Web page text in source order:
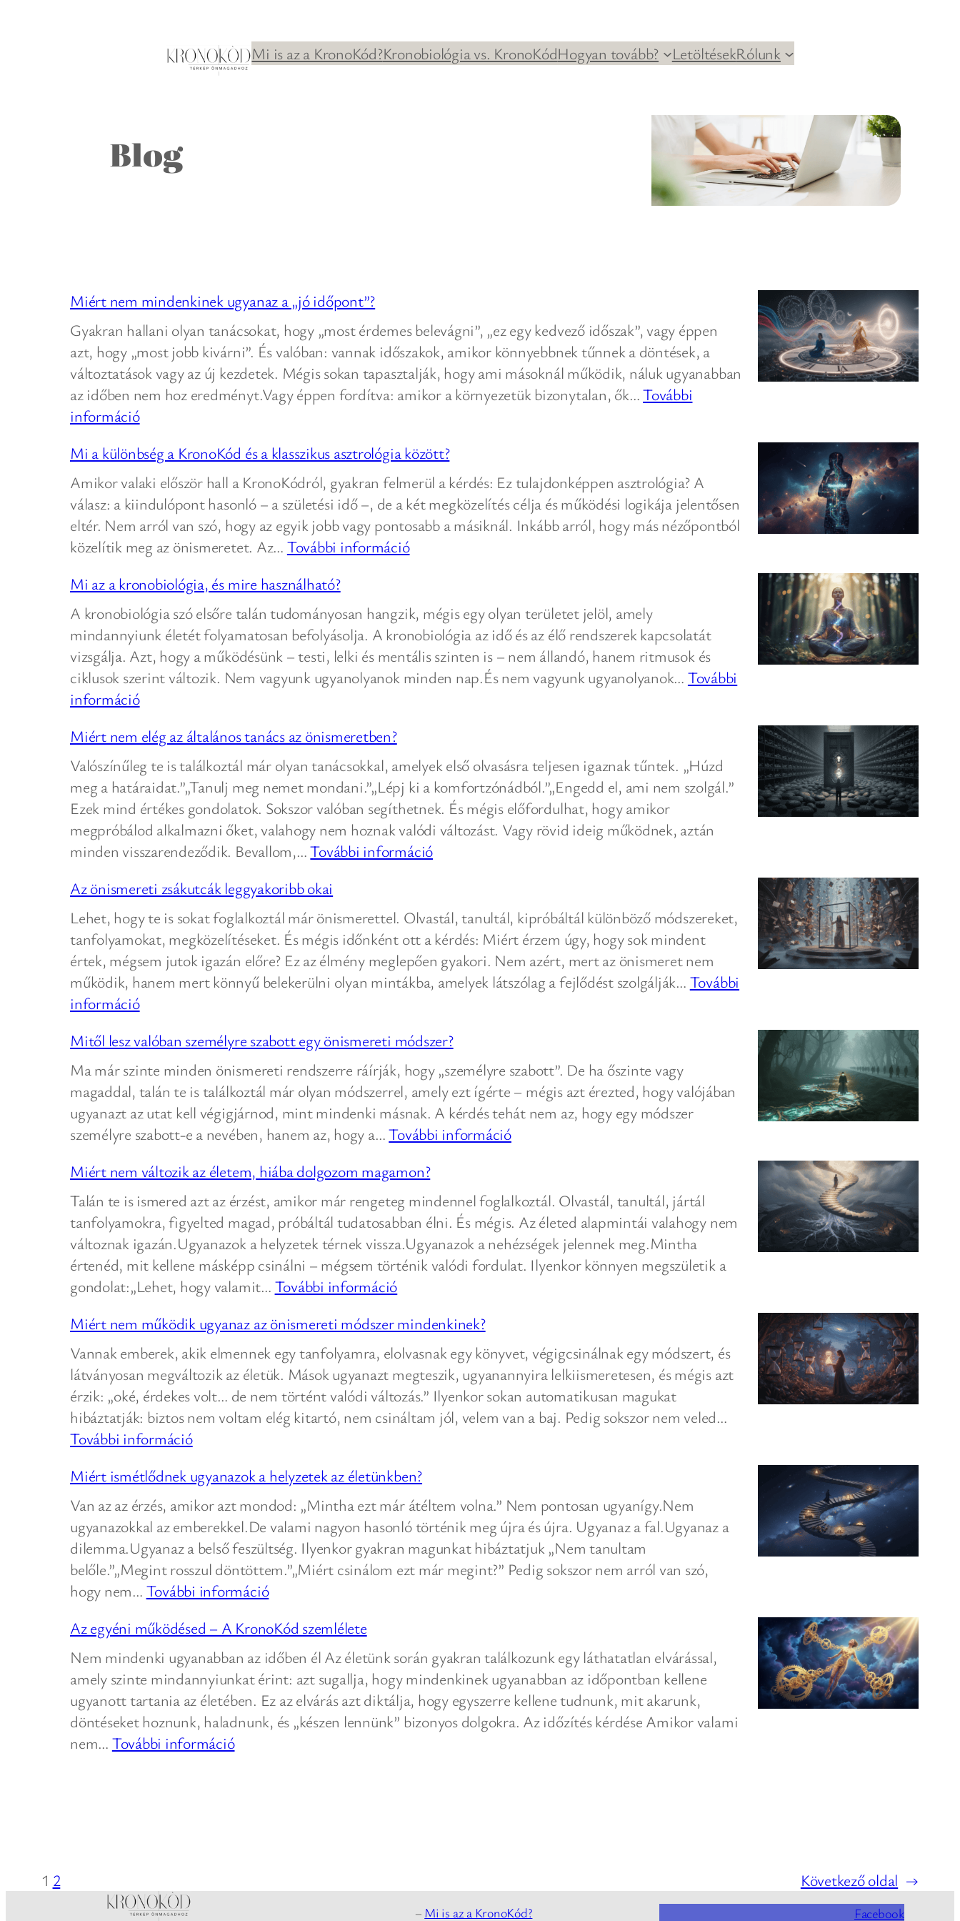
Mi is az a KronoKód?Kronobiológia vs. KronoKódHogyan tovább? LetöltésekRólunk
Blog
Miért nem mindenkinek ugyanaz a „jó időpont”?
Gyakran hallani olyan tanácsokat, hogy „most érdemes belevágni”, „ez egy kedvező időszak”, vagy éppen
azt, hogy „most jobb kivárni”. És valóban: vannak időszakok, amikor könnyebbnek tűnnek a döntések, a
változtatások vagy az új kezdetek. Mégis sokan tapasztalják, hogy ami másoknál működik, náluk ugyanabban
az időben nem hoz eredményt.Vagy éppen fordítva: amikor a környezetük bizonytalan, ők…További
információ:
nem
mindenkinek
ugyanaz
a
„jó
Mi a különbség a KronoKód és a klasszikus asztrológia között?
Amikor valaki először hall a KronoKódról, gyakran felmerül a kérdés: Ez tulajdonképpen asztrológia? A
válasz: a kiindulópont hasonló – a születési idő –, de a két megközelítés célja és működési logikája jelentősen
eltér. Nem arról van szó, hogy az egyik jobb vagy pontosabb a másiknál. Inkább arról, hogy más nézőpontból
közelítik meg az önismeretet. Az… További információ:
különbség
a
KronoKód
és
között?
Mi az a kronobiológia, és mire használható?
A kronobiológia szó elsőre talán tudományosan hangzik, mégis egy olyan területet jelöl, amely
mindannyiunk életét folyamatosan befolyásolja. A kronobiológia az idő és az élő rendszerek kapcsolatát
vizsgálja. Azt, hogy a működésünk – testi, lelki és mentális szinten is – nem állandó, hanem ritmusok és
ciklusok szerint változik. Nem vagyunk ugyanolyanok minden nap.És nem vagyunk ugyanolyanok… További
információ:
az
a
kronobiológia,
és
mire
használható?
Miért nem elég az általános tanács az önismeretben?
Valószínűleg te is találkoztál már olyan tanácsokkal, amelyek első olvasásra teljesen igaznak tűntek. „Húzd
meg a határaidat.”„Tanulj meg nemet mondani.”„Lépj ki a komfortzónádból.”„Engedd el, ami nem szolgál.”
Ezek mind értékes gondolatok. Sokszor valóban segíthetnek. És mégis előfordulhat, hogy amikor
megpróbálod alkalmazni őket, valahogy nem hoznak valódi változást. Vagy rövid ideig működnek, aztán
minden visszarendeződik. Bevallom,…További információ:
elég
az
általános
tanács
Az önismereti zsákutcák leggyakoribb okai
Lehet, hogy te is sokat foglalkoztál már önismerettel. Olvastál, tanultál, kipróbáltál különböző módszereket,
tanfolyamokat, megközelítéseket. És mégis időnként ott a kérdés: Miért érzem úgy, hogy sok mindent
értek, mégsem jutok igazán előre? Ez az élmény meglepően gyakori. Nem azért, mert az önismeret nem
működik, hanem mert könnyű belekerülni olyan mintákba, amelyek látszólag a fejlődést szolgálják… További
információ:
önismereti
zsákutcák
leggyakoribb
okai
Mitől lesz valóban személyre szabott egy önismereti módszer?
Ma már szinte minden önismereti rendszerre ráírják, hogy „személyre szabott”. De ha őszinte vagy
magaddal, talán te is találkoztál már olyan módszerrel, amely ezt ígérte – mégis azt érezted, hogy valójában
ugyanazt az utat kell végigjárnod, mint mindenki másnak. A kérdés tehát nem az, hogy egy módszer
személyre szabott-e a nevében, hanem az, hogy a…További információ:
valóban
személyre
szabott
egy
Miért nem változik az életem, hiába dolgozom magamon?
Talán te is ismered azt az érzést, amikor már rengeteg mindennel foglalkoztál. Olvastál, tanultál, jártál
tanfolyamokra, figyelted magad, próbáltál tudatosabban élni. És mégis. Az életed alapmintái valahogy nem
változnak igazán.Ugyanazok a helyzetek térnek vissza.Ugyanazok a nehézségek jelennek meg.Mintha
értenéd, mit kellene másképp csinálni – mégsem történik valódi fordulat. Ilyenkor könnyen megszületik a
gondolat:„Lehet, hogy valamit… További információ:
nem
változik
az
életem,
hiába
Miért nem működik ugyanaz az önismereti módszer mindenkinek?
Vannak emberek, akik elmennek egy tanfolyamra, elolvasnak egy könyvet, végigcsinálnak egy módszert, és
látványosan megváltozik az életük. Mások ugyanazt megteszik, ugyanannyira lelkiismeretesen, és mégis azt
érzik: „oké, érdekes volt… de nem történt valódi változás.” Ilyenkor sokan automatikusan magukat
hibáztatják: biztos nem voltam elég kitartó, nem csináltam jól, velem van a baj. Pedig sokszor nem veled…
További információ:
nem
működik
ugyanaz
az
önismereti
módszer
Miért ismétlődnek ugyanazok a helyzetek az életünkben?
Van az az érzés, amikor azt mondod: „Mintha ezt már átéltem volna.” Nem pontosan ugyanígy.Nem
ugyanazokkal az emberekkel.De valami nagyon hasonló történik meg újra és újra. Ugyanaz a fal.Ugyanaz a
dilemma.Ugyanaz a belső feszültség. Ilyenkor gyakran magunkat hibáztatjuk „Nem tanultam
belőle.”„Megint rosszul döntöttem.”„Miért csinálom ezt már megint?” Pedig sokszor nem arról van szó,
hogy nem… További információ:
ismétlődnek
ugyanazok
a
helyzetek
az
Az egyéni működésed – A KronoKód szemlélete
Nem mindenki ugyanabban az időben él Az életünk során gyakran találkozunk egy láthatatlan elvárással,
amely szinte mindannyiunkat érint: azt sugallja, hogy mindenkinek ugyanabban az időpontban kellene
ugyanott tartania az életében. Ez az elvárás azt diktálja, hogy egyszerre kellene tudnunk, mit akarunk,
döntéseket hoznunk, haladnunk, és „készen lennünk” bizonyos dolgokra. Az időzítés kérdése Amikor valami
nem… További információ:
szemlélete
1 2 Következő oldal →
– Mi is az a KronoKód? Facebook